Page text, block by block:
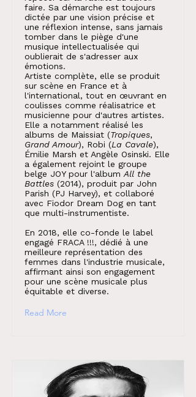
faire. Sa démarche est toujours
dictée par une vision précise et
une réflexion intense, sans jamais
tomber dans le piège d'une
musique intellectualisée qui
oublierait de s'adresser aux
émotions.
Artiste complète, elle se produit
sur scène en France et à
l'international, tout en œuvrant en
coulisses comme réalisatrice et
musicienne pour d'autres artistes.
Elle a notamment réalisé les
albums de Maissiat (Tropiques,
Grand Amour), Robi (La Cavale),
Émilie Marsh et Angèle Osinski. Elle
a également rejoint le groupe
belge JOY pour l'album All the
Battles (2014), produit par John
Parish (PJ Harvey), et collaboré
avec Fiodor Dream Dog en tant
que multi-instrumentiste.
En 2018, elle co-fonde le label
engagé FRACA !!!, dédié à une
meilleure représentation des
femmes dans l'industrie musicale,
affirmant ainsi son engagement
pour une scène musicale plus
équitable et diverse.
Read More